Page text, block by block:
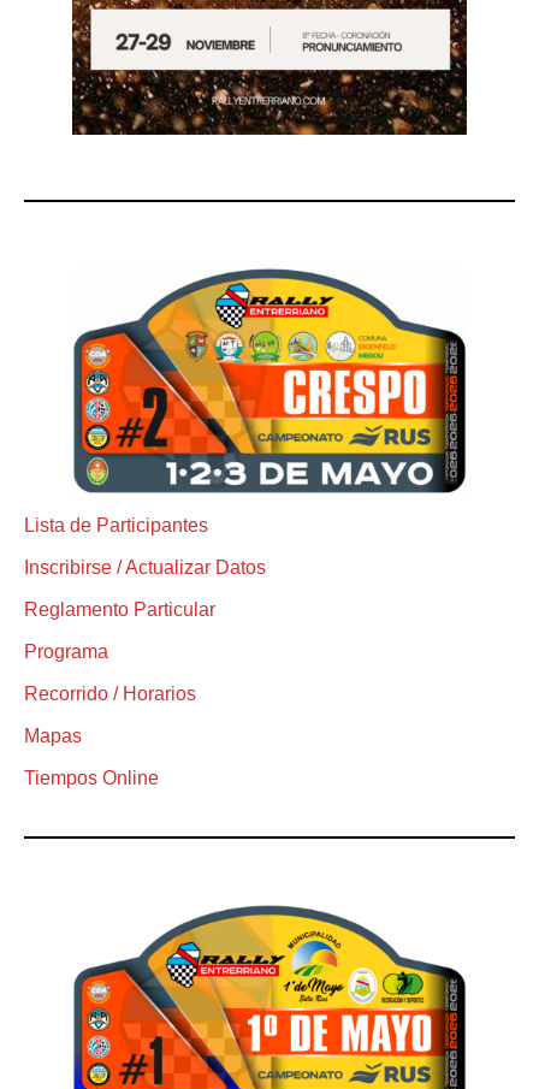
Lista de Participantes
Inscribirse / Actualizar Datos
Reglamento Particular
Programa
Recorrido / Horarios
Mapas
Tiempos Online